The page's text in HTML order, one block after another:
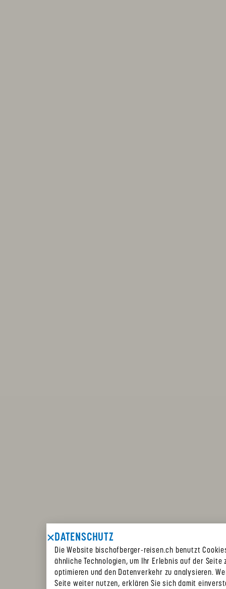
DATENSCHUTZ
Die Website bischofberger-reisen.ch benutzt
ähnliche Technologien, um Ihr Erlebnis auf der Seite
optimieren und den Datenverkehr zu analysieren.
Seite weiter nutzen, erklären Sie sich damit